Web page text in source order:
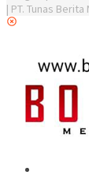
| PT. Tunas Berita